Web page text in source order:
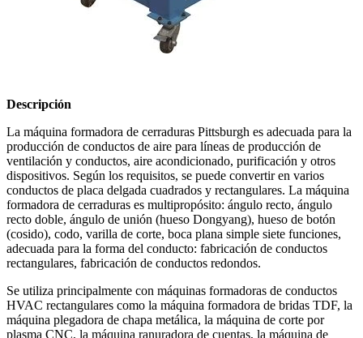
Descripción
La máquina formadora de cerraduras Pittsburgh es adecuada para la
producción de conductos de aire para líneas de producción de
ventilación y conductos, aire acondicionado, purificación y otros
dispositivos. Según los requisitos, se puede convertir en varios
conductos de placa delgada cuadrados y rectangulares. La máquina
formadora de cerraduras es multipropósito: ángulo recto, ángulo
recto doble, ángulo de unión (hueso Dongyang), hueso de botón
(cosido), codo, varilla de corte, boca plana simple siete funciones,
adecuada para la forma del conducto: fabricación de conductos
rectangulares, fabricación de conductos redondos.
Se utiliza principalmente con máquinas formadoras de conductos
HVAC rectangulares como la máquina formadora de bridas TDF, la
máquina plegadora de chapa metálica, la máquina de corte por
plasma CNC, la máquina ranuradora de cuentas, la máquina de